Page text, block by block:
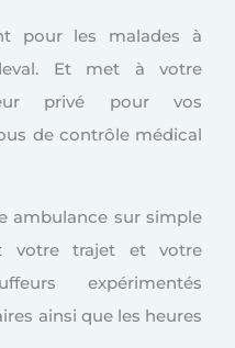
pour les malades à
Et met à votre
privé pour vos
de contrôle médical
ambulance sur simple
votre trajet et votre
expérimentés
ainsi que les heures